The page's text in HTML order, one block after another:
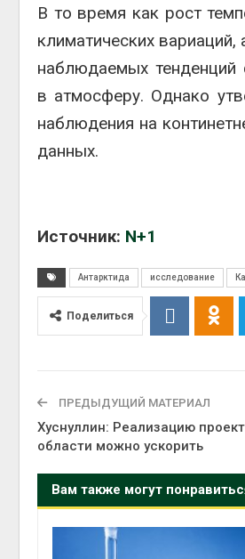
В то время как рост
климатических
наблюдаемых тенденций
в атмосферу. Однако
наблюдения на
данных.
Источник: N+1
Антарктида исследование
Поделиться
ПРЕДЫДУЩИЙ МАТЕРИАЛ
Хуснуллин: Реализацию
области можно ускорить
Вам также могут